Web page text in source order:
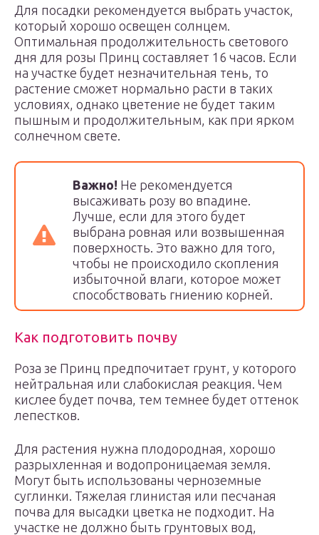
Для посадки рекомендуется выбрать участок,
который хорошо освещен солнцем.
Оптимальная продолжительность светового
дня для розы Принц составляет 16 часов. Если
на участке будет незначительная тень, то
растение сможет нормально расти в таких
условиях, однако цветение не будет таким
пышным и продолжительным, как при ярком
солнечном свете.
Важно! Не рекомендуется
высаживать розу во впадине.
Лучше, если для этого будет
выбрана ровная или возвышенная
поверхность. Это важно для того,
чтобы не происходило скопления
избыточной влаги, которое может
способствовать гниению корней.
Как подготовить почву
Роза зе Принц предпочитает грунт, у которого
нейтральная или слабокислая реакция. Чем
кислее будет почва, тем темнее будет оттенок
лепестков.
Для растения нужна плодородная, хорошо
разрыхленная и водопроницаемая земля.
Могут быть использованы черноземные
суглинки. Тяжелая глинистая или песчаная
почва для высадки цветка не подходит. На
участке не должно быть грунтовых вод,